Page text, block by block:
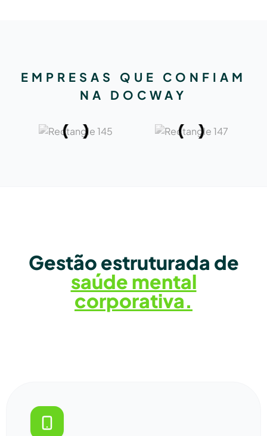
EMPRESAS QUE CONFIAM
NA DOCWAY
Gestão estruturada de
saúde mental
corporativa.